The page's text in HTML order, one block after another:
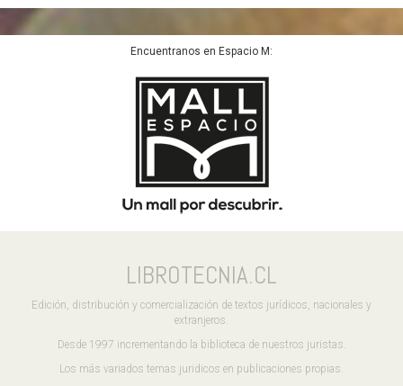
Encuentranos en Espacio M:
LIBROTECNIA.CL
Edición, distribución y comercialización de textos jurídicos, nacionales y
extranjeros.
Desde 1997 incrementando la biblioteca de nuestros juristas.
Los más variados temas juridicos en publicaciones propias.